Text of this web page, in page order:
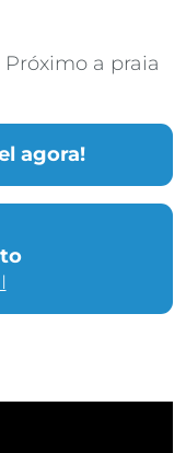
agora!
a praia